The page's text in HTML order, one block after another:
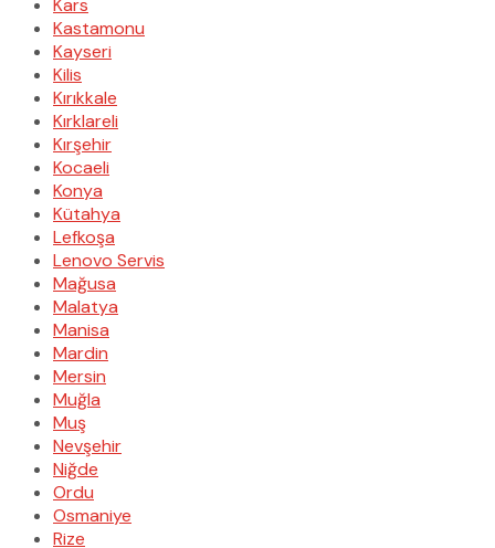
Kars
Kastamonu
Kayseri
Kilis
Kırıkkale
Kırklareli
Kırşehir
Kocaeli
Konya
Kütahya
Lefkoşa
Lenovo Servis
Mağusa
Malatya
Manisa
Mardin
Mersin
Muğla
Muş
Nevşehir
Niğde
Ordu
Osmaniye
Rize